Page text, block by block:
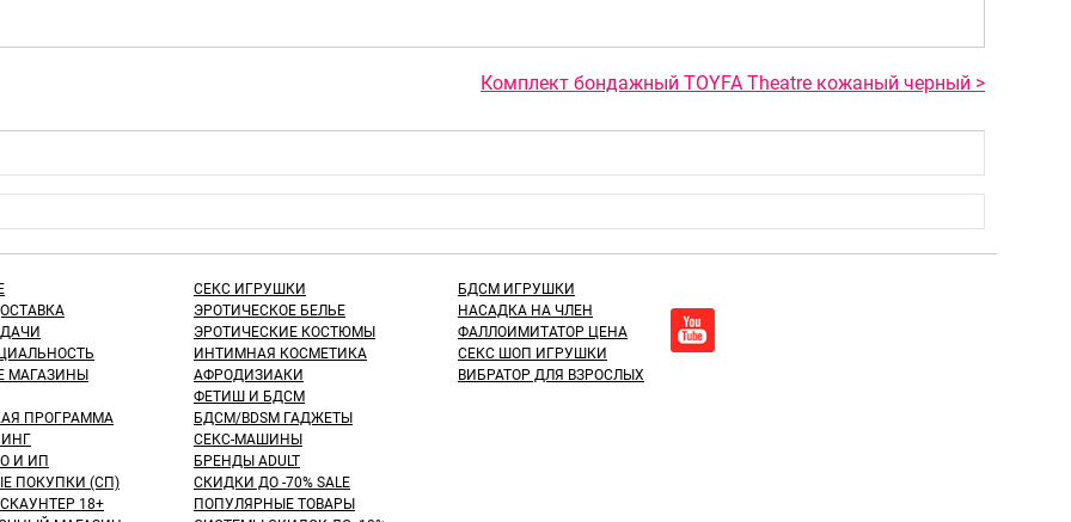
Комплект бондажный TOYFA Theatre кожаный черный >
МАГАЗИНЫ
ПРОГРАММА
И ИП
ПОКУПКИ (СП)
18+
СЕКС ИГРУШКИ
ЭРОТИЧЕСКОЕ БЕЛЬЕ
ЭРОТИЧЕСКИЕ КОСТЮМЫ
ИНТИМНАЯ КОСМЕТИКА
АФРОДИЗИАКИ
ФЕТИШ И БДСМ
БДСМ/BDSM ГАДЖЕТЫ
СЕКС-МАШИНЫ
БРЕНДЫ ADULT
СКИДКИ ДО -70% SALE
ПОПУЛЯРНЫЕ ТОВАРЫ
БДСМ ИГРУШКИ
НАСАДКА НА ЧЛЕН
ФАЛЛОИМИТАТОР ЦЕНА
СЕКС ШОП ИГРУШКИ
ВИБРАТОР ДЛЯ ВЗРОСЛЫХ